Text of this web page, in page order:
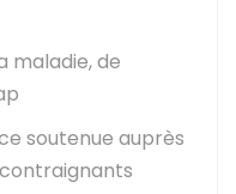
maladie, de
soutenue auprès